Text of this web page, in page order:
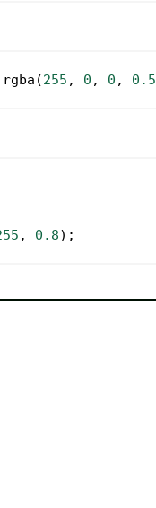
rgba (255 , 0 , 0 , 0.5
, 0.8);